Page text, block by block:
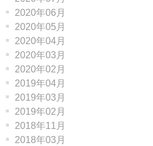
2020年06月
2020年05月
2020年04月
2020年03月
2020年02月
2019年04月
2019年03月
2019年02月
2018年11月
2018年03月